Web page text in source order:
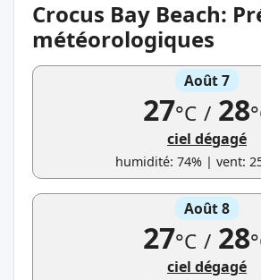
Crocus Bay Beach:
météorologiques
Août 7
27°C /28
ciel dégagé
humidité: 74% | vent:
Août 8
27°C /28
ciel dégagé